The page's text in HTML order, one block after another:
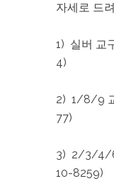
자세로 드
1) 실버 교
4)
2) 1/8/9
77)
3) 2/3/4/
10-8259)